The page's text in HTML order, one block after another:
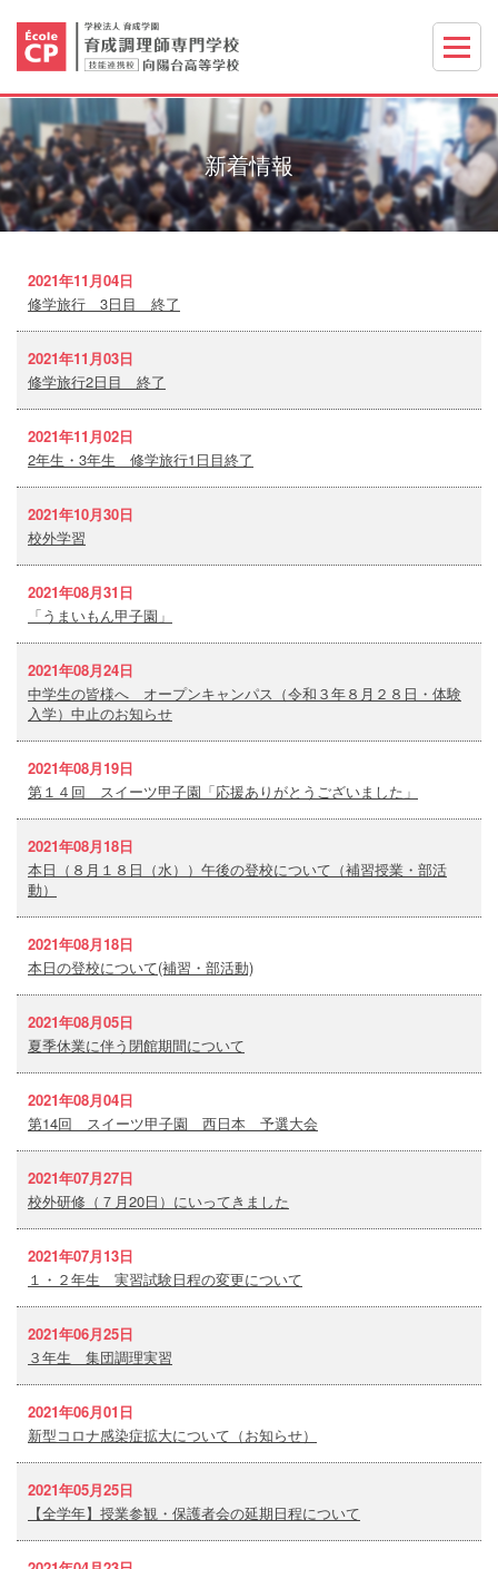
新着情報
2021年11月04日
修学旅行 3日目 終了
2021年11月03日
修学旅行2日目 終了
2021年11月02日
2年生・3年生 修学旅行1日目終了
2021年10月30日
校外学習
2021年08月31日
「うまいもん甲子園」
2021年08月24日
中学生の皆様へ オープンキャンパス（令和３年８月２８日・体験
入学）中止のお知らせ
2021年08月19日
第１４回 スイーツ甲子園「応援ありがとうございました」
2021年08月18日
本日（８月１８日（水））午後の登校について（補習授業・部活
動）
2021年08月18日
本日の登校について(補習・部活動)
2021年08月05日
夏季休業に伴う閉館期間について
2021年08月04日
第14回 スイーツ甲子園 西日本 予選大会
2021年07月27日
校外研修（７月20日）にいってきました
2021年07月13日
１・２年生 実習試験日程の変更について
2021年06月25日
３年生 集団調理実習
2021年06月01日
新型コロナ感染症拡大について（お知らせ）
2021年05月25日
【全学年】授業参観・保護者会の延期日程について